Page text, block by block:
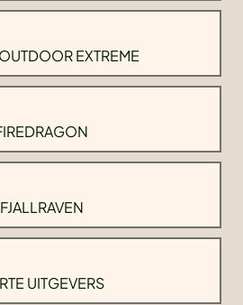
EXTREME
FJALLRAVEN
UITGEVERS